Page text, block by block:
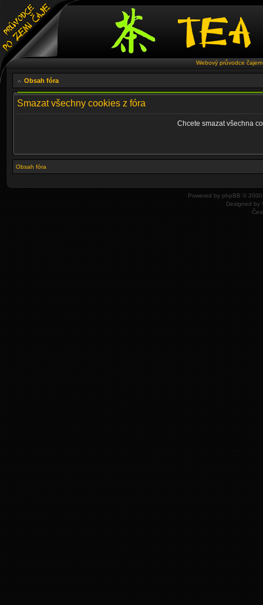
Webový průvodce
Obsah fóra
Smazat všechny cookies z fóra
Chcete smazat všechna
Obsah fóra
Powered by phpBB ©
Designed by